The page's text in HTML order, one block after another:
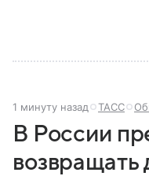
1 минуту назад ТАСС
В России
возвращать